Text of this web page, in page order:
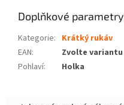
Doplňkové parametry
Kategorie: Krátký rukáv
EAN:
Zvolte variantu
Pohlaví: Holka